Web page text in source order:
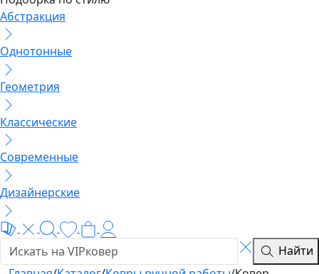
Абстракция
Однотонные
Геометрия
Классические
Современные
Дизайнерские
Найти